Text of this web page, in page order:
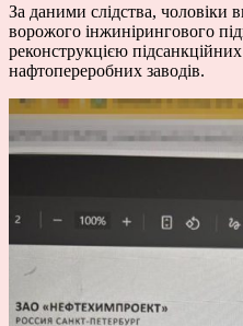
За даними слідства, чоловіки
ворожого інжинірингового
реконструкцією
нафтопереробних заводів.